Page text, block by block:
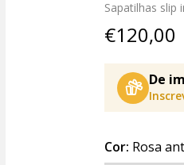
Sapatilhas slip
€120,00
De
Cor: Rosa